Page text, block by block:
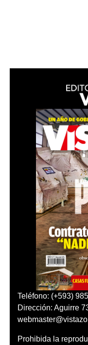
Teléfono: (+593)
Dirección: Aguirre
Prohibida la